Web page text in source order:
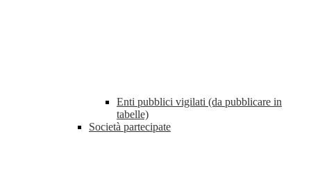
Enti pubblici vigilati (da pubblicare in
tabelle)
Società partecipate